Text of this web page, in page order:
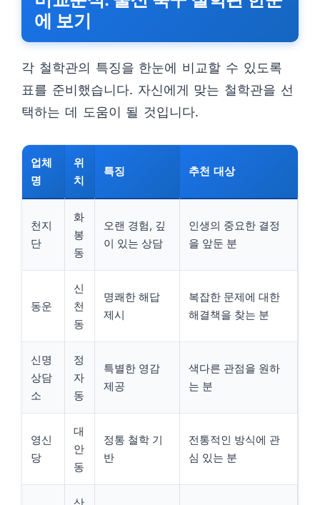
에 보기
각 철학관의 특징을 한눈에 비교할 수 있도록
표를 준비했습니다. 자신에게 맞는 철학관을 선
택하는 데 도움이 될 것입니다.
업체
명
위
치
특징 추천 대상
천지
단
화
봉
동
오랜 경험, 깊
이 있는 상담
인생의 중요한 결정
을 앞둔 분
동운
신
천
동
명쾌한 해답
제시
복잡한 문제에 대한
해결책을 찾는 분
신명
상담
소
정
자
동
특별한 영감
제공
색다른 관점을 원하
는 분
영신
당
대
안
동
정통 철학 기
반
전통적인 방식에 관
심 있는 분